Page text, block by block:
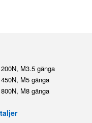
M3.5 gänga
M5 gänga
M8 gänga